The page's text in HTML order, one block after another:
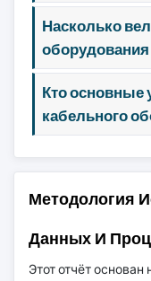
Насколько
Кто основные
кабельного
Методология
Данных И
Этот отчёт